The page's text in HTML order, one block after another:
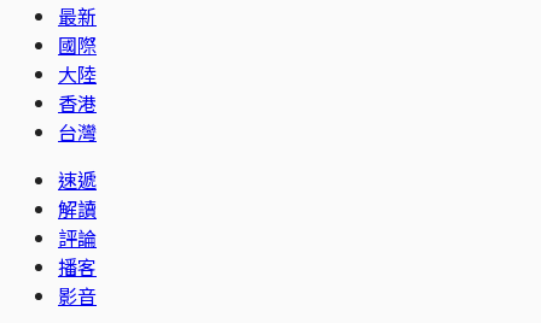
最新
國際
大陸
香港
台灣
速遞
解讀
評論
播客
影音